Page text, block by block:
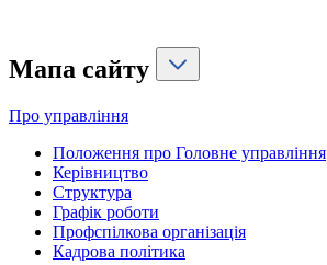
Мапа сайту
Про управління
Положення про Головне управління
Керівництво
Структура
Графік роботи
Профспілкова організація
Кадрова політика